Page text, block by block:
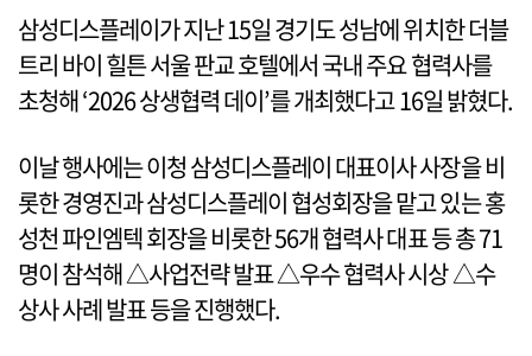
삼성디스플레이가 지난 15일 경기도 성남에 위치한 더블
트리 바이 힐튼 서울 판교 호텔에서 국내 주요 협력사를
초청해 ‘2026 상생협력 데이’를 개최했다고 16일 밝혔다.
이날 행사에는 이청 삼성디스플레이 대표이사 사장을 비
롯한 경영진과 삼성디스플레이 협성회장을 맡고 있는 홍
성천 파인엠텍 회장을 비롯한 56개 협력사 대표 등 총 71
명이 참석해 △사업전략 발표 △우수 협력사 시상 △수
상사 사례 발표 등을 진행했다.